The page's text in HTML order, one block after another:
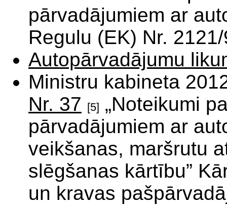
pārvadājumiem ar
Regulu (EK) Nr.
Autopārvadājumu
Ministru kabineta
Nr. 37
[5] „Noteikumi
pārvadājumiem ar
veikšanas, maršrutu
slēgšanas kārtību”
un kravas